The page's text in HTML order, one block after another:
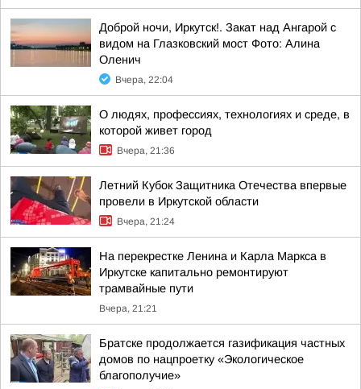
Доброй ночи, Иркутск!. Закат над Ангарой с
видом на Глазковский мост Фото: Алина
Оленич
Вчера, 22:04
О людях, профессиях, технологиях и среде, в
которой живет город
Вчера, 21:36
Летний Кубок Защитника Отечества впервые
провели в Иркутской области
Вчера, 21:24
На перекрестке Ленина и Карла Маркса в
Иркутске капитально ремонтируют
трамвайные пути
Вчера, 21:21
Братске продолжается газификация частных
домов по нацпроетку «Экологическое
благополучие»